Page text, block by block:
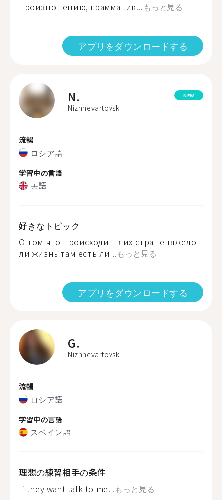
произношению, грамматик... もっと見る
アプリをダウンロードする
N.
Nizhnevartovsk
NEW
流暢
ロシア語
学習中の言語
英語
好きなトピック
О том что происходит в их стране тяжело
ли жизнь там есть ли... もっと見る
アプリをダウンロードする
G.
Nizhnevartovsk
流暢
ロシア語
学習中の言語
スペイン語
理想の練習相手の条件
If they want talk to me... もっと見る